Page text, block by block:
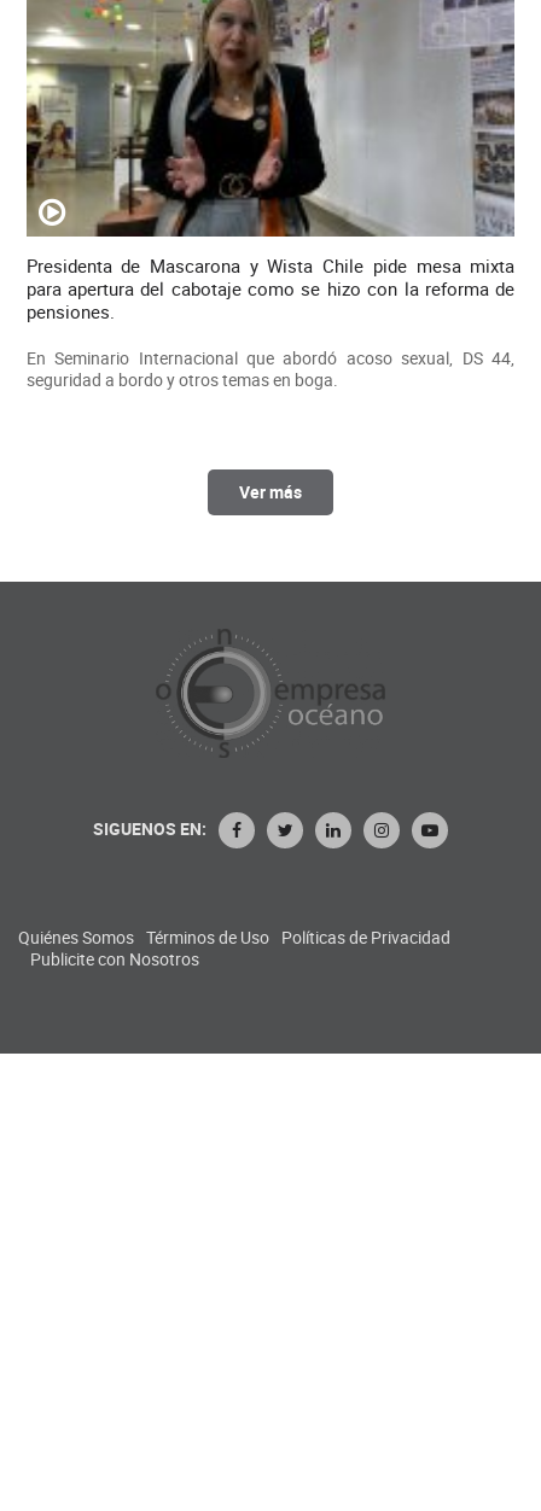
Presidenta de Mascarona y Wista Chile pide mesa mixta
para apertura del cabotaje como se hizo con la reforma de
pensiones.
En Seminario Internacional que abordó acoso sexual, DS 44,
seguridad a bordo y otros temas en boga.
Ver más
SIGUENOS EN:
Quiénes Somos Términos de Uso Políticas de Privacidad
Publicite con Nosotros